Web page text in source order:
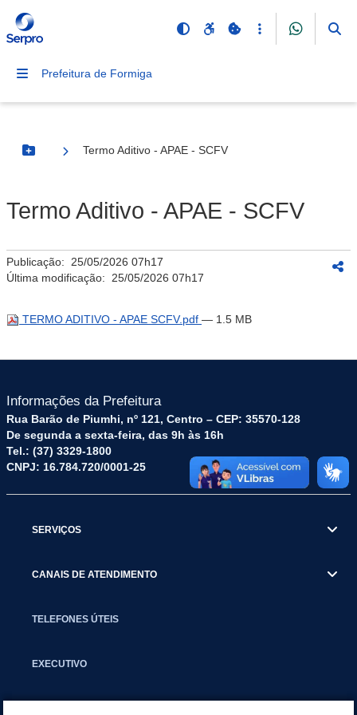
Prefeitura de Formiga
Botão Menu
Termo Aditivo - APAE - SCFV
Termo Aditivo - APAE - SCFV
Publicação: 25/05/2026 07h17
Última modificação: 25/05/2026 07h17
TERMO ADITIVO - APAE SCFV.pdf — 1.5 MB
Informações da Prefeitura
Rua Barão de Piumhi, nº 121, Centro – CEP: 35570-128
De segunda a sexta-feira, das 9h às 16h
Tel.: (37) 3329-1800
CNPJ: 16.784.720/0001-25
SERVIÇOS
CANAIS DE ATENDIMENTO
TELEFONES ÚTEIS
EXECUTIVO